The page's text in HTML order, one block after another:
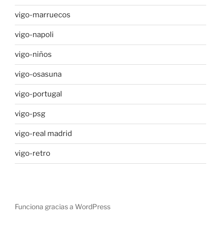
vigo-marruecos
vigo-napoli
vigo-niños
vigo-osasuna
vigo-portugal
vigo-psg
vigo-real madrid
vigo-retro
Funciona gracias a WordPress